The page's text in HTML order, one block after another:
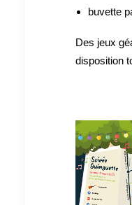
buvette
Des jeux
disposition